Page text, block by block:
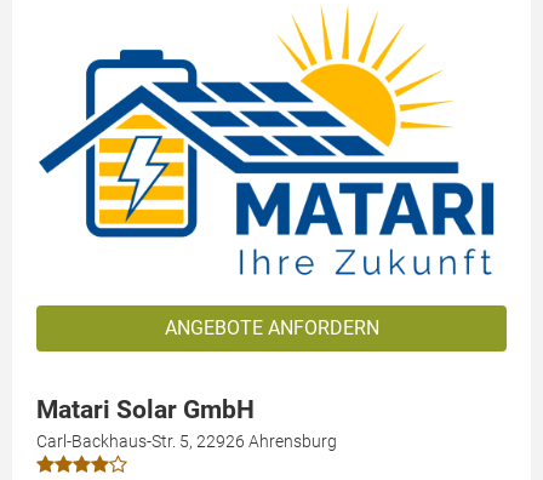
ANGEBOTE ANFORDERN
Matari Solar GmbH
Carl-Backhaus-Str. 5, 22926 Ahrensburg